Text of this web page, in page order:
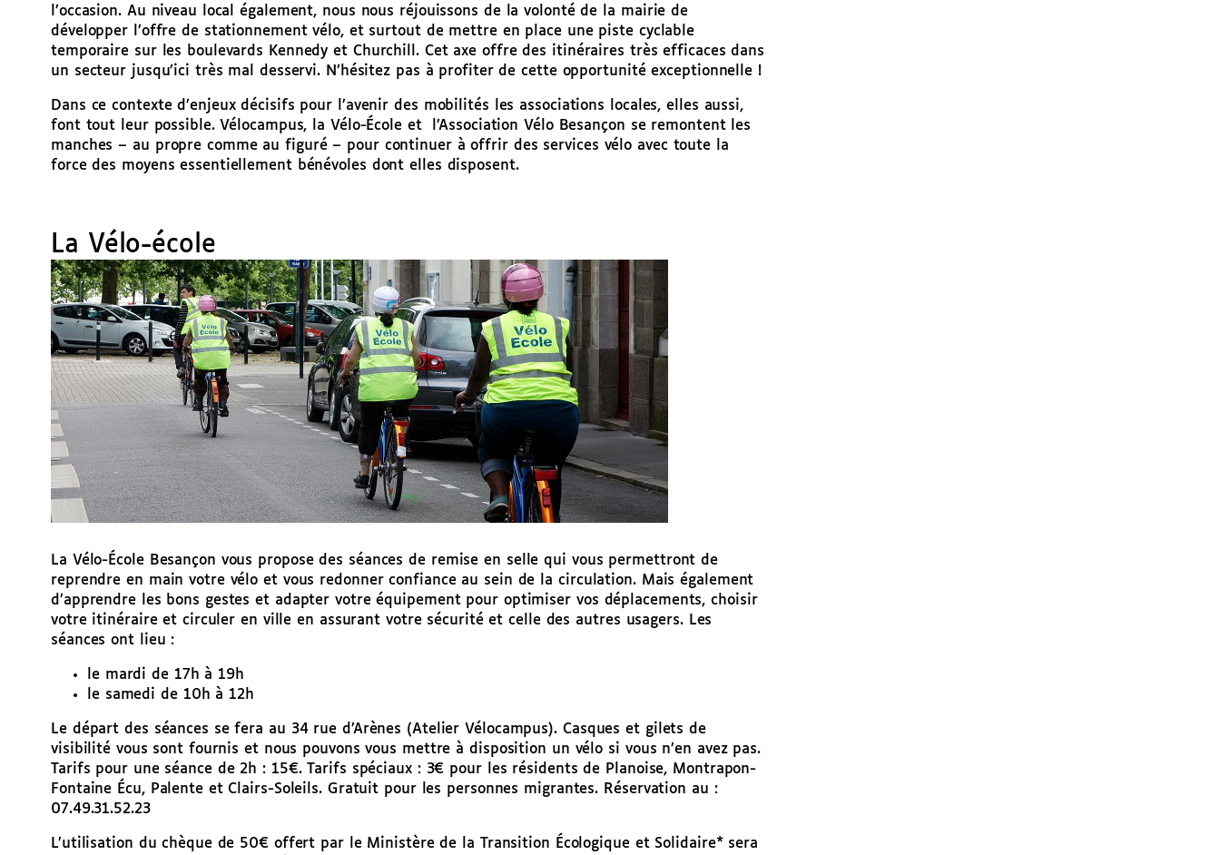
l’occasion. Au niveau local également, nous nous réjouissons de la volonté de la mairie de
développer l’offre de stationnement vélo, et surtout de mettre en place une piste cyclable
temporaire sur les boulevards Kennedy et Churchill. Cet axe offre des itinéraires très efficaces dans
un secteur jusqu’ici très mal desservi. N’hésitez pas à profiter de cette opportunité exceptionnelle !
Dans ce contexte d’enjeux décisifs pour l’avenir des mobilités les associations locales, elles aussi,
font tout leur possible. Vélocampus, la Vélo-École et l’Association Vélo Besançon se remontent les
manches – au propre comme au figuré – pour continuer à offrir des services vélo avec toute la
force des moyens essentiellement bénévoles dont elles disposent.
La Vélo-école
La Vélo-École Besançon vous propose des séances de remise en selle qui vous permettront de
reprendre en main votre vélo et vous redonner confiance au sein de la circulation. Mais également
d’apprendre les bons gestes et adapter votre équipement pour optimiser vos déplacements, choisir
votre itinéraire et circuler en ville en assurant votre sécurité et celle des autres usagers. Les
séances ont lieu :
le mardi de 17h à 19h
le samedi de 10h à 12h
Le départ des séances se fera au 34 rue d’Arènes (Atelier Vélocampus). Casques et gilets de
visibilité vous sont fournis et nous pouvons vous mettre à disposition un vélo si vous n’en avez pas.
Tarifs pour une séance de 2h : 15€. Tarifs spéciaux : 3€ pour les résidents de Planoise, Montrapon-
Fontaine Écu, Palente et Clairs-Soleils. Gratuit pour les personnes migrantes. Réservation au :
07.49.31.52.23
L’utilisation du chèque de 50€ offert par le Ministère de la Transition Écologique et Solidaire* sera